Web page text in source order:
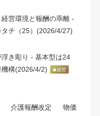
営環境と報酬の乖離 -
チ（25）(2026/4/27)
き彫り - 基本型は24
構(2026/4/2)
経営
介護報酬改定
物価